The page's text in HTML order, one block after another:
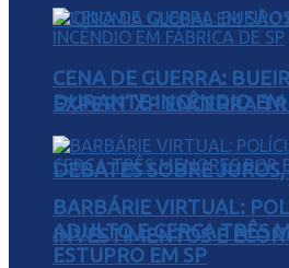
EXPERT XP ENCERRA
DEBATES SOBRE
INVESTIMENTOS E
CENA DE GUERRA:
DURANTE INCÊNDIO EM
BARBÁRIE VIRTUAL:
ADULTO E CERCA TRÊS
ESTUPRO EM SP